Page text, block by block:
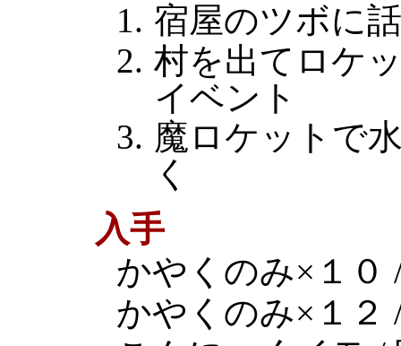
宿屋のツボに
村を出てロケ
イベント
魔ロケットで
く
入手
かやくのみ×１０
かやくのみ×１２